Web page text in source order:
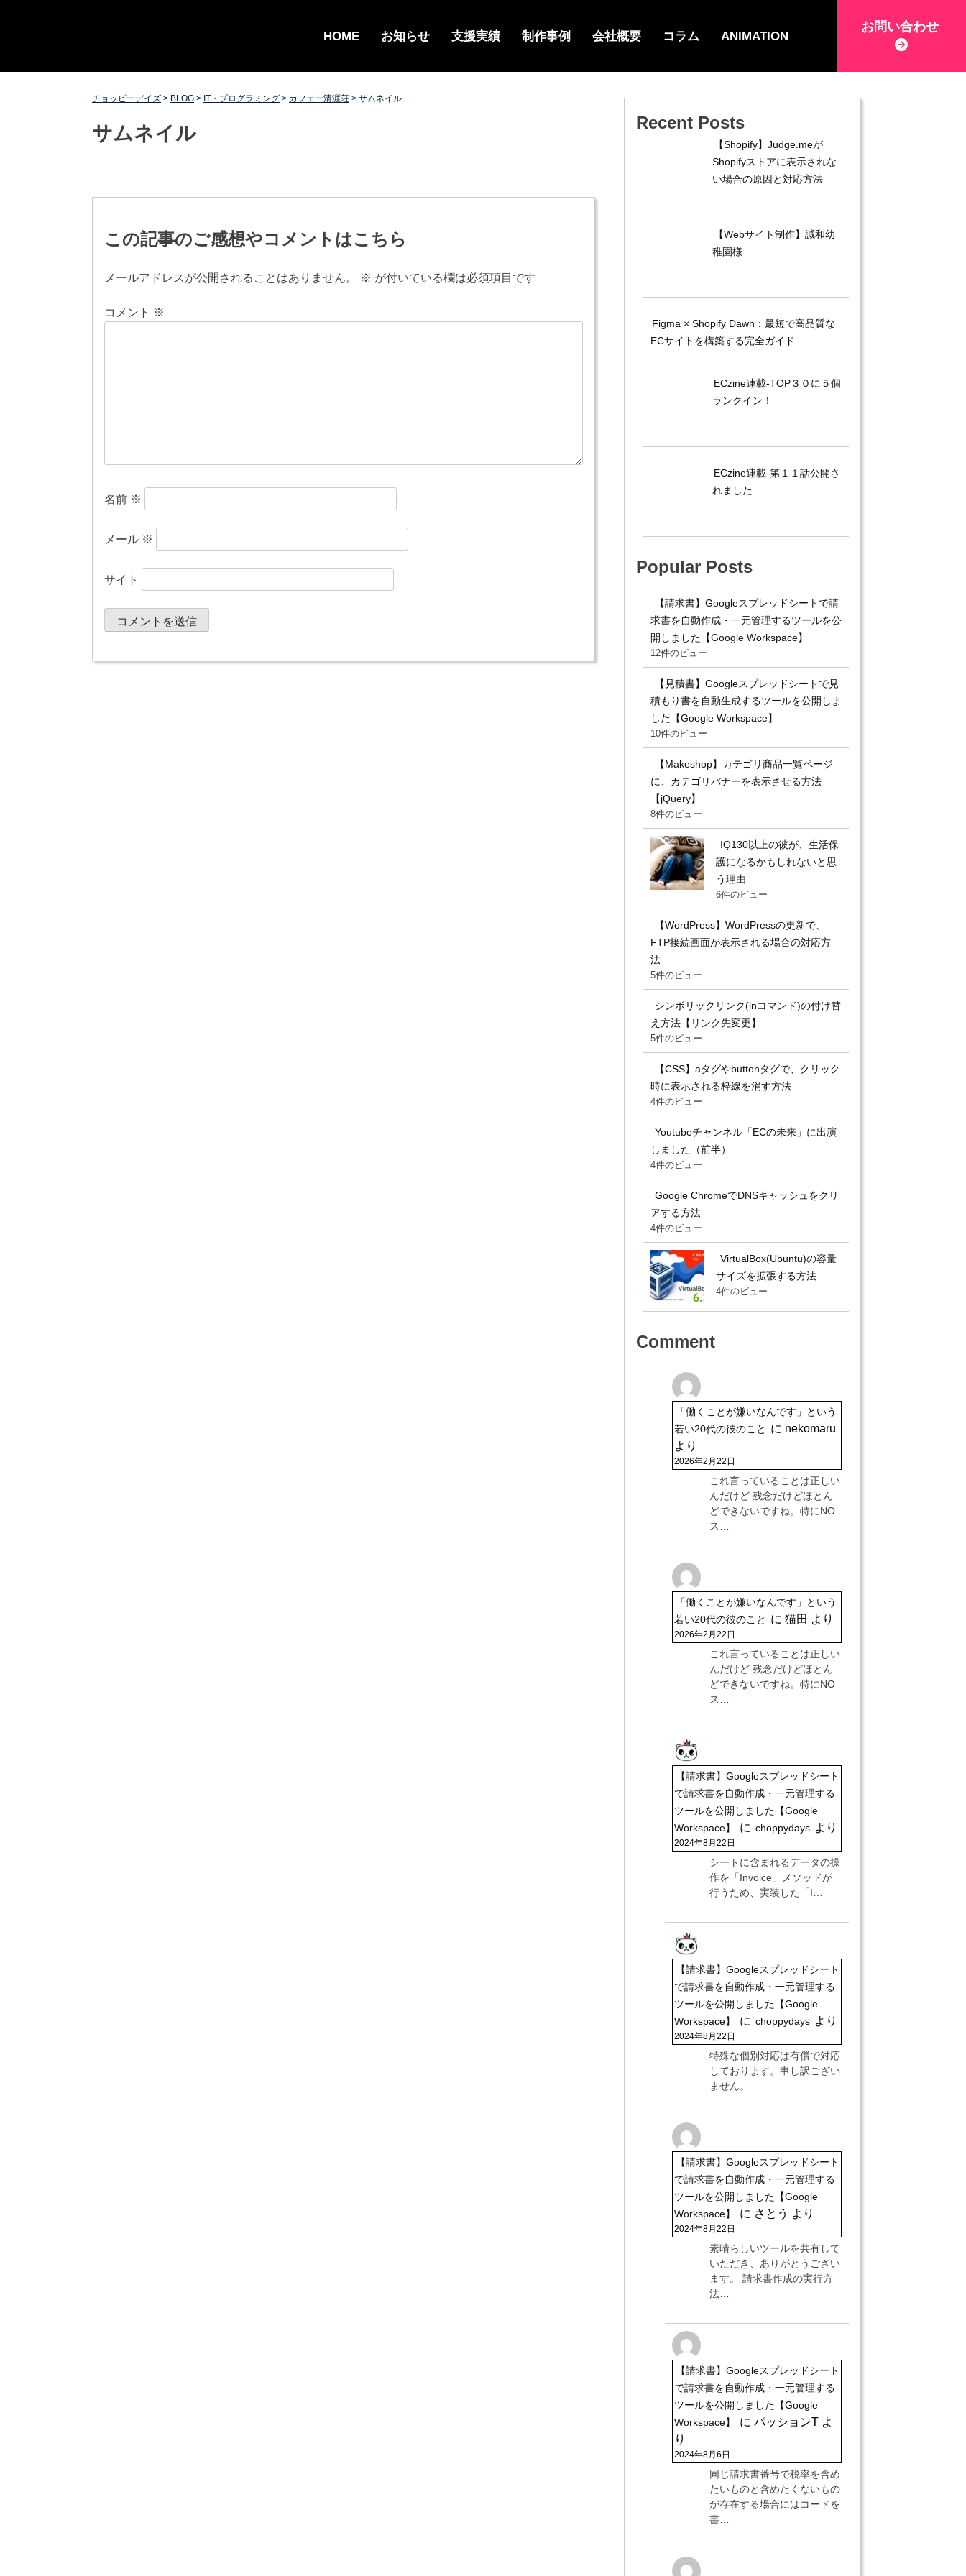
チング チョッピーデイズ ChoppyDays
HOME お知らせ 支援実績 制作事例 会社概要 コラム ANIMATION
お問い合わせ
チョッピーデイズ > BLOG > IT・プログラミング > カフェー清涯荘 > サムネイル
サムネイル
稿
ゲ
この記事のご感想やコメントはこちら
メールアドレスが公開されることはありません。 ※ が付いている欄は必須項目です
コメント ※
名前 ※
メール ※
サイト
Recent Posts
【Shopify】Judge.meが
Shopifyストアに表示されな
い場合の原因と対応方法
【Webサイト制作】誠和幼
稚園様
Figma × Shopify Dawn：最短で高品質な
ECサイトを構築する完全ガイド
ECzine連載-TOP３０に５個
ランクイン！
ECzine連載-第１１話公開さ
れました
Popular Posts
【請求書】Googleスプレッドシートで請
求書を自動作成・一元管理するツールを公
開しました【Google Workspace】
12件のビュー
【見積書】Googleスプレッドシートで見
積もり書を自動生成するツールを公開しま
した【Google Workspace】
10件のビュー
【Makeshop】カテゴリ商品一覧ページ
に、カテゴリバナーを表示させる方法
【jQuery】
8件のビュー
IQ130以上の彼が、生活保
護になるかもしれないと思
う理由
6件のビュー
【WordPress】WordPressの更新で、
FTP接続画面が表示される場合の対応方
法
5件のビュー
シンボリックリンク(lnコマンド)の付け替
え方法【リンク先変更】
5件のビュー
【CSS】aタグやbuttonタグで、クリック
時に表示される枠線を消す方法
4件のビュー
Youtubeチャンネル「ECの未来」に出演
しました（前半）
4件のビュー
Google ChromeでDNSキャッシュをクリ
アする方法
4件のビュー
VirtualBox(Ubuntu)の容量
サイズを拡張する方法
4件のビュー
Comment
「働くことが嫌いなんです」という
若い20代の彼のこと
に nekomaru
より
2026年2月22日
これ言っていることは正しい
んだけど 残念だけどほとん
どできないですね。特にNO
ス…
「働くことが嫌いなんです」という
若い20代の彼のこと
に 猫田 より
2026年2月22日
これ言っていることは正しい
んだけど 残念だけどほとん
どできないですね。特にNO
ス…
【請求書】Googleスプレッドシート
で請求書を自動作成・一元管理する
ツールを公開しました【Google
Workspace】
に choppydays より
2024年8月22日
シートに含まれるデータの操
作を「Invoice」メソッドが
行うため、実装した「I…
【請求書】Googleスプレッドシート
で請求書を自動作成・一元管理する
ツールを公開しました【Google
Workspace】
に choppydays より
2024年8月22日
特殊な個別対応は有償で対応
しております。申し訳ござい
ません。
【請求書】Googleスプレッドシート
で請求書を自動作成・一元管理する
ツールを公開しました【Google
Workspace】
に さとう より
2024年8月22日
素晴らしいツールを共有して
いただき、ありがとうござい
ます。 請求書作成の実行方
法…
【請求書】Googleスプレッドシート
で請求書を自動作成・一元管理する
ツールを公開しました【Google
Workspace】
に パッションT よ
り
2024年8月6日
同じ請求書番号で税率を含め
たいものと含めたくないもの
が存在する場合にはコードを
書…